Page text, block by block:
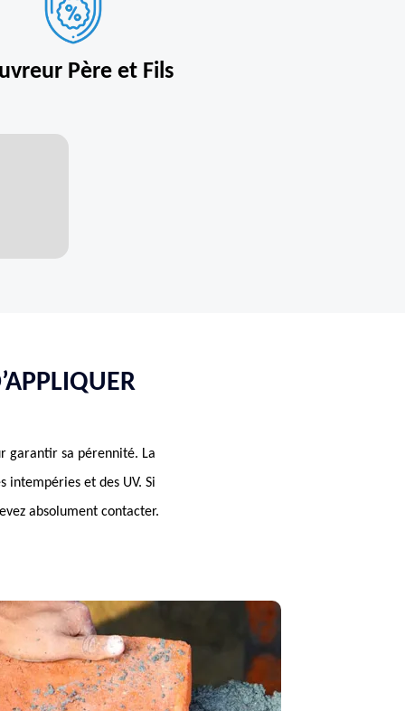
Père et Fils
garantir sa pérennité. La
intempéries et des UV. Si
absolument contacter.